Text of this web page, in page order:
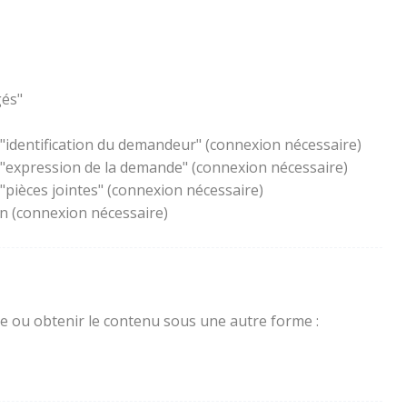
du demandeur" (connexion nécessaire)
de la demande" (connexion nécessaire)
jointes" (connexion nécessaire)
(connexion nécessaire)
ou obtenir le contenu sous une autre forme :